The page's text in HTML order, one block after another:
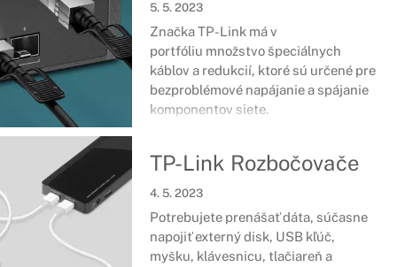
5. 5. 2023
Značka TP-Link má v
portfóliu množstvo špeciálnych
káblov a redukcií, ktoré sú určené pre
bezproblémové napájanie a spájanie
komponentov siete.
TP-Link Rozbočovače
4. 5. 2023
Potrebujete prenášať dáta, súčasne
napojiť externý disk, USB kľúč,
myšku, klávesnicu, tlačiareň a